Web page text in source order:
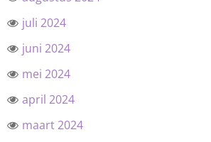
juli 2024
juni 2024
mei 2024
april 2024
maart 2024